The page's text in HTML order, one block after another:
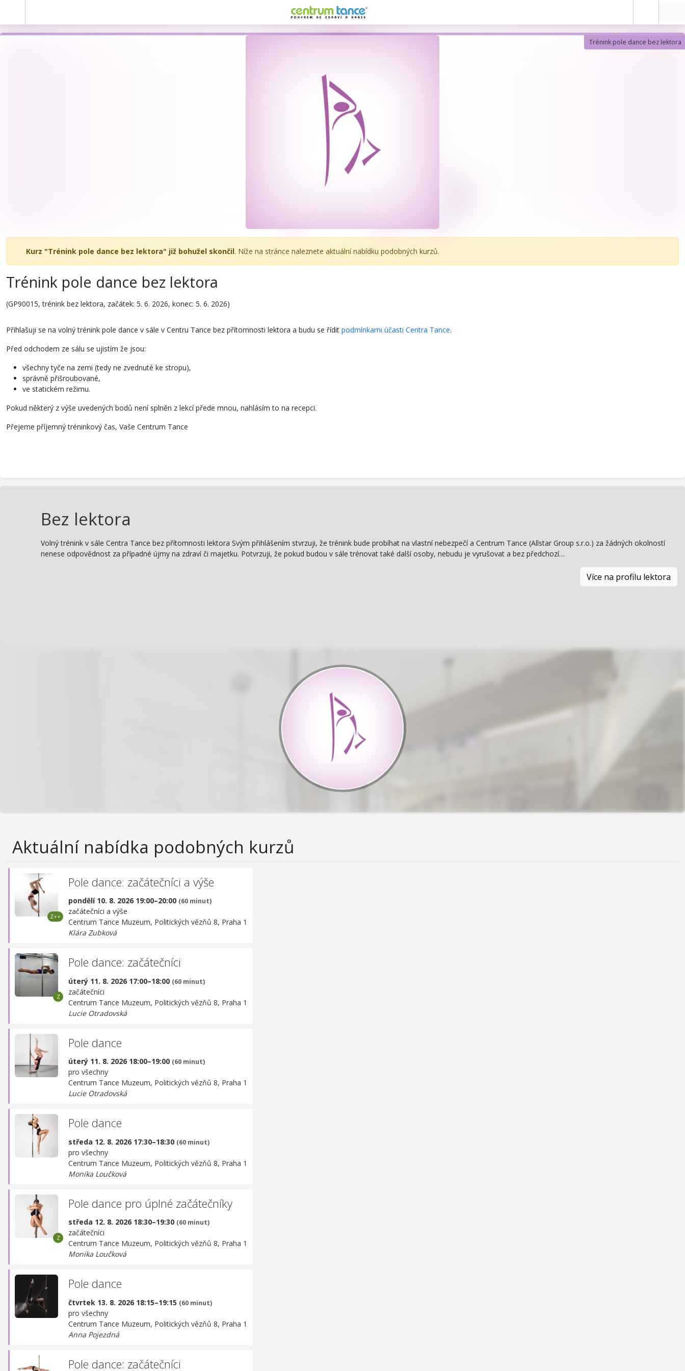
Trénink pole dance bez lektora
Kurz "Trénink pole dance bez lektora" již bohužel skončil. Níže na stránce naleznete aktuální nabídku podobných kurzů.
Trénink pole dance bez lektora
(GP90015, trénink bez lektora, začátek: 5. 6. 2026, konec: 5. 6. 2026)
Přihlašuji se na volný trénink pole dance v sále v Centru Tance bez přítomnosti lektora a budu se řídit podmínkami účasti Centra Tance.
Před odchodem ze sálu se ujistím že jsou:
všechny tyče na zemi (tedy ne zvednuté ke stropu),
správně přišroubované,
ve statickém režimu.
Pokud některý z výše uvedených bodů není splněn z lekcí přede mnou, nahlásím to na recepci.
Přejeme příjemný tréninkový čas, Vaše Centrum Tance
Bez lektora
Volný trénink v sále Centra Tance bez přítomnosti lektora Svým přihlášením stvrzuji, že trénink bude probíhat na vlastní nebezpečí a Centrum Tance (Allstar Group s.r.o.) za žádných okolností
nenese odpovědnost za případné újmy na zdraví či majetku. Potvrzuji, že pokud budou v sále trénovat také další osoby, nebudu je vyrušovat a bez předchozí…
Více na profilu lektora
Aktuální nabídka podobných kurzů
Pole dance: začátečníci a výše
pondělí 10. 8. 2026 19:00–20:00 (60 minut)
začátečníci a výše
Centrum Tance Muzeum, Politických vězňů 8, Praha 1
Klára Zubková
Pole dance: začátečníci
úterý 11. 8. 2026 17:00–18:00 (60 minut)
začátečníci
Centrum Tance Muzeum, Politických vězňů 8, Praha 1
Lucie Otradovská
Pole dance
úterý 11. 8. 2026 18:00–19:00 (60 minut)
pro všechny
Centrum Tance Muzeum, Politických vězňů 8, Praha 1
Lucie Otradovská
Pole dance
středa 12. 8. 2026 17:30–18:30 (60 minut)
pro všechny
Centrum Tance Muzeum, Politických vězňů 8, Praha 1
Monika Loučková
Pole dance pro úplné začátečníky
středa 12. 8. 2026 18:30–19:30 (60 minut)
začátečníci
Centrum Tance Muzeum, Politických vězňů 8, Praha 1
Monika Loučková
Pole dance
čtvrtek 13. 8. 2026 18:15–19:15 (60 minut)
pro všechny
Centrum Tance Muzeum, Politických vězňů 8, Praha 1
Anna Pojezdná
Pole dance: začátečníci